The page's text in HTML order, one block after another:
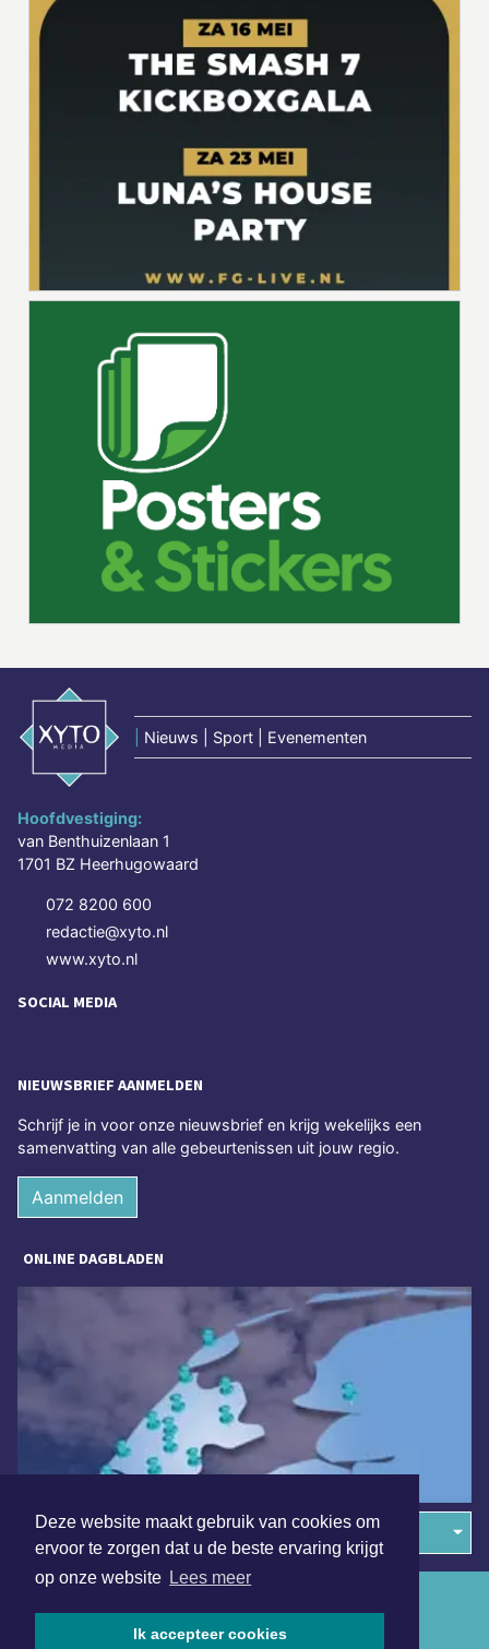
Deze website maakt gebruik van cookies om
ervoor te zorgen dat u de beste ervaring krijgt
op onze website Lees meer
Ik accepteer cookies
Nieuws | Sport | Evenementen
Hoofdvestiging:
van Benthuizenlaan 1
1701 BZ Heerhugowaard
072 8200 600
redactie@xyto.nl
www.xyto.nl
SOCIAL MEDIA
NIEUWSBRIEF AANMELDEN
Schrijf je in voor onze nieuwsbrief en krijg wekelijks een
samenvatting van alle gebeurtenissen uit jouw regio.
Aanmelden
ONLINE DAGBLADEN
Overige dagbladen in de regio